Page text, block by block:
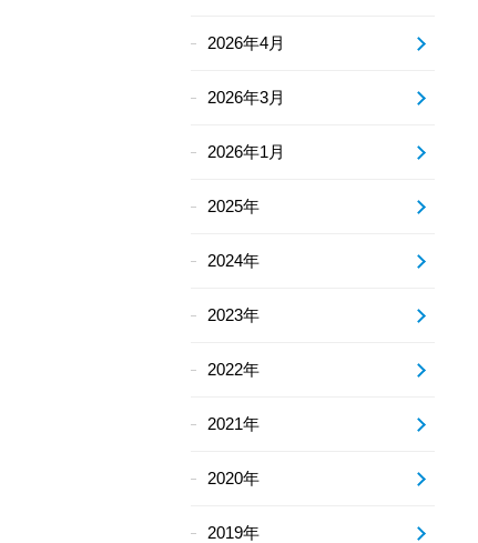
2026年4月
2026年3月
2026年1月
2025年
2024年
2023年
2022年
2021年
2020年
2019年